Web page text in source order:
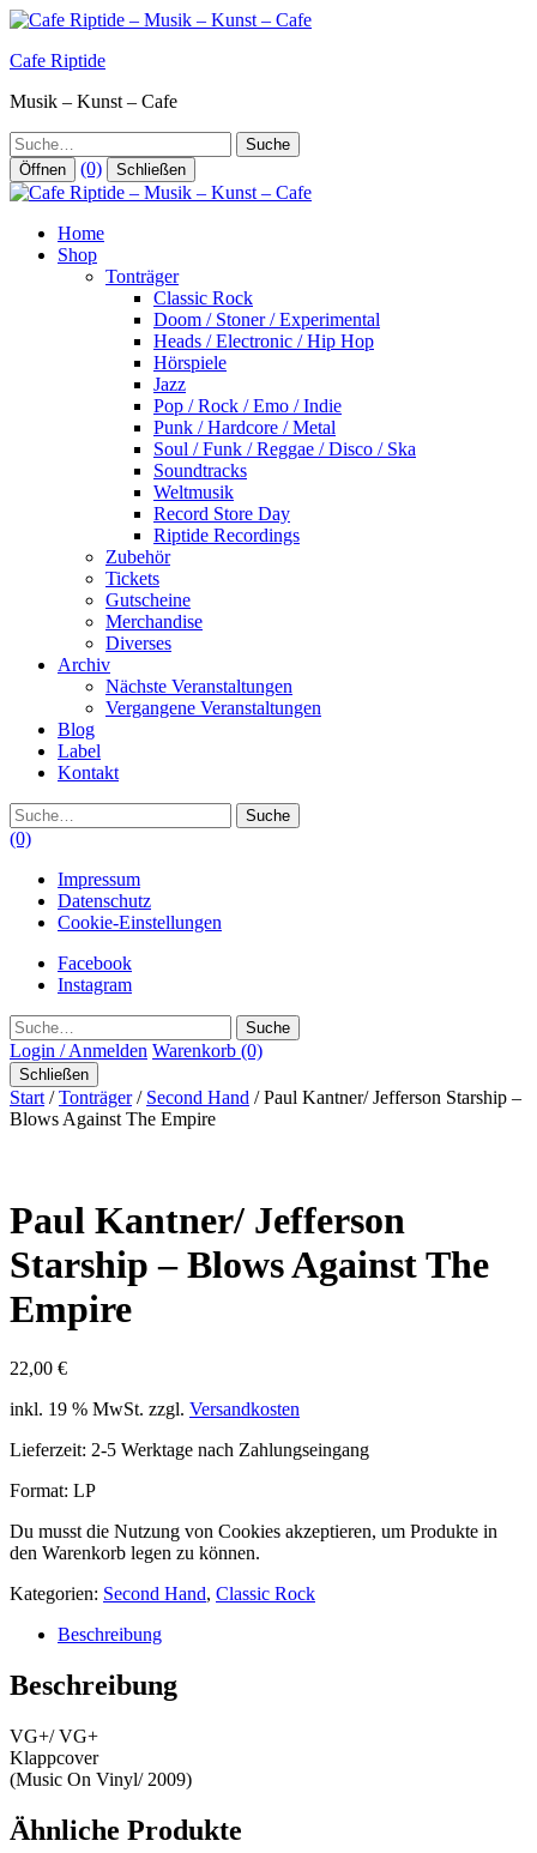
Zum
springen
Cafe Riptide
Musik – Kunst – Cafe
Suche
Öffnen (0) Schließen
Home
Shop
Tonträger
Classic Rock
Doom / Stoner / Experimental
Heads / Electronic / Hip Hop
Hörspiele
Jazz
Pop / Rock / Emo / Indie
Punk / Hardcore / Metal
Soul / Funk / Reggae / Disco / Ska
Soundtracks
Weltmusik
Record Store Day
Riptide Recordings
Zubehör
Tickets
Gutscheine
Merchandise
Diverses
Archiv
Nächste Veranstaltungen
Vergangene Veranstaltungen
Blog
Label
Kontakt
Suche
(0)
Impressum
Datenschutz
Cookie-Einstellungen
Facebook
Instagram
Suche
Login / Anmelden Warenkorb (0)
Schließen
Start /Tonträger/ Second Hand / Paul Kantner/ Jefferson Starship –
Blows Against The Empire
Paul Kantner/ Jefferson
Starship – Blows Against The
Empire
22,00 €
inkl. 19 % MwSt. zzgl. Versandkosten
Lieferzeit: 2-5 Werktage nach Zahlungseingang
Format: LP
Du musst die Nutzung von Cookies akzeptieren, um Produkte in
den Warenkorb legen zu können.
Kategorien: Second Hand, Classic Rock
Beschreibung
Beschreibung
VG+/ VG+
Klappcover
(Music On Vinyl/ 2009)
Ähnliche Produkte